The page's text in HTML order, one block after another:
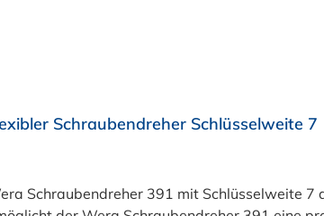
Schraubendreher Schlüsselweite 7
Schraubendreher 391 mit Schlüsselweite